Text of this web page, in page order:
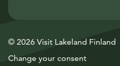
© 2026 Visit Lakeland Finland
Change your consent